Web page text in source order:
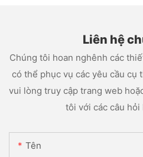
Liên hệ
Chúng tôi hoan nghênh các
có thể phục vụ các yêu cầu
vui lòng truy cập trang web
tôi với các câu hỏi
Tên